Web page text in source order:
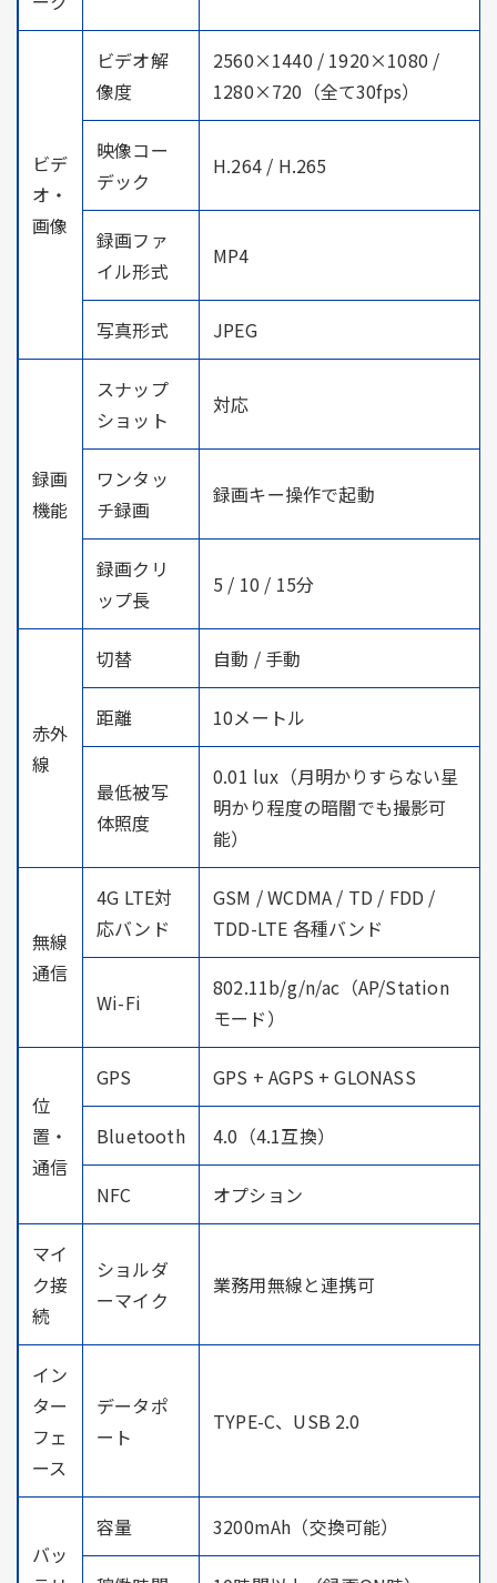
ビデ
オ・
画像
ビデオ解
像度
2560×1440 / 1920×1080 /
1280×720（全て30fps）
映像コー
デック
H.264 / H.265
録画ファ
イル形式
MP4
写真形式 JPEG
録画
機能
スナップ
ショット
対応
ワンタッ
チ録画
録画キー操作で起動
録画クリ
ップ長
5 / 10 / 15分
赤外
線
切替 自動 / 手動
距離 10メートル
最低被写
体照度
0.01 lux（月明かりすらない星
明かり程度の暗闇でも撮影可
能）
無線
通信
4G LTE対
応バンド
GSM / WCDMA / TD / FDD /
TDD-LTE 各種バンド
Wi-Fi
802.11b/g/n/ac（AP/Station
モード）
位
置・
通信
GPS GPS + AGPS + GLONASS
Bluetooth 4.0（4.1互換）
NFC オプション
マイ
ク接
続
ショルダ
ーマイク
業務用無線と連携可
イン
ター
フェ
ース
データポ
ート
TYPE-C、USB 2.0
バッ
容量 3200mAh（交換可能）